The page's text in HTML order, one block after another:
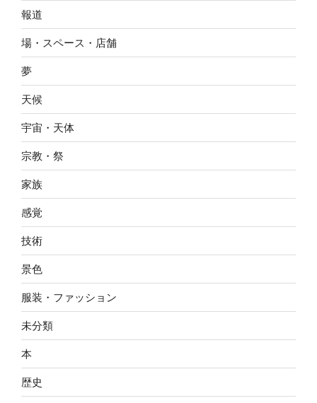
報道
場・スペース・店舗
夢
天候
宇宙・天体
宗教・祭
家族
感覚
技術
景色
服装・ファッション
未分類
本
歴史